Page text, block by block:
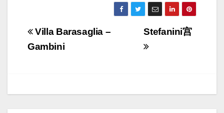
Navigazione
articoli
Stefanini宫
Villa Barasaglia –
Gambini